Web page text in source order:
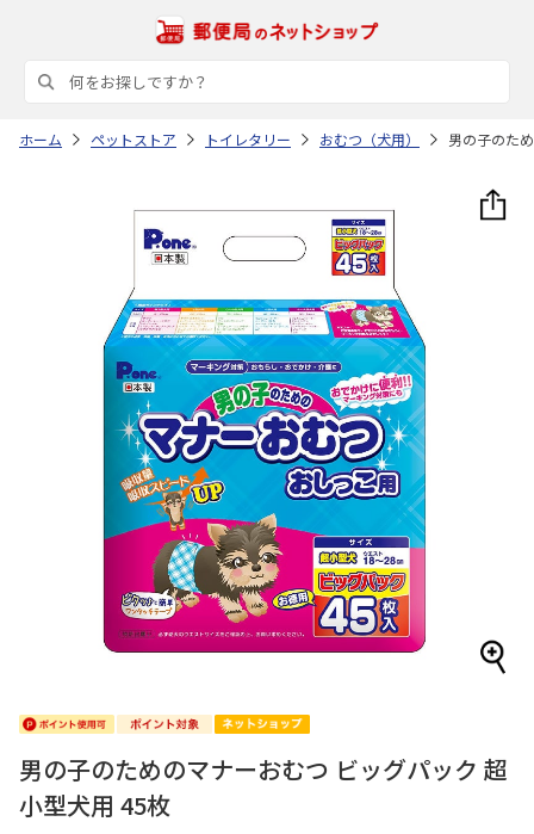
ホーム ペットストア トイレタリー おむつ（犬用） 男の子のた
男の子のためのマナーおむつ ビッグパック 超
小型犬用 45枚